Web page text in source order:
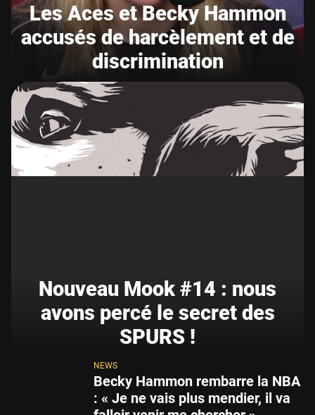
Les Aces et Becky Hammon
accusés de harcèlement et de
discrimination
Nouveau Mook #14 : nous
avons percé le secret des
SPURS !
NEWS
Becky Hammon rembarre la NBA
: « Je ne vais plus mendier, il va